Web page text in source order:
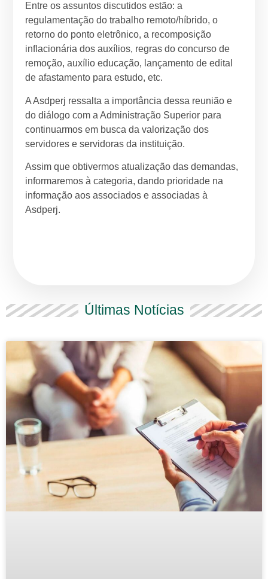
Entre os assuntos discutidos estão: a
regulamentação do trabalho remoto/híbrido, o
retorno do ponto eletrônico, a recomposição
inflacionária dos auxílios, regras do concurso de
remoção, auxílio educação, lançamento de edital
de afastamento para estudo, etc.
A Asdperj ressalta a importância dessa reunião e
do diálogo com a Administração Superior para
continuarmos em busca da valorização dos
servidores e servidoras da instituição.
Assim que obtivermos atualização das demandas,
informaremos à categoria, dando prioridade na
informação aos associados e associadas à
Asdperj.
Últimas Notícias